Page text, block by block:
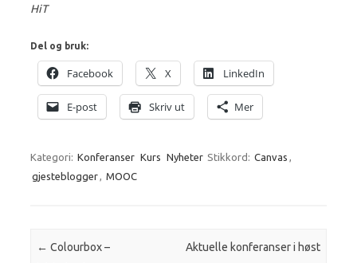
HiT
Del og bruk:
Facebook X LinkedIn
E-post Skriv ut Mer
Kategori: Konferanser Kurs Nyheter Stikkord: Canvas ,
gjesteblogger, MOOC
Innleggsnavigasjon
← Colourbox –
Aktuelle konferanser i høst